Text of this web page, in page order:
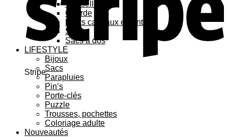
Stripe
Vaisselle
Gourde
Petits cadeaux enfant
Sacs
Sacs à dos
LIFESTYLE
Bijoux
Sacs
Parapluies
Pin’s
Porte-clés
Puzzle
Trousses, pochettes
Coloriage adulte
Nouveautés